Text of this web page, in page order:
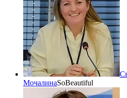
МочалинаSoBeautiful